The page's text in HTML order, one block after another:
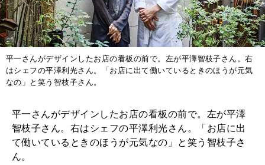
平一さんがデザインしたお店の看板の前で。左が平澤智枝子さん。右
はシェフの平澤利光さん。「お店に出て働いているときのほうが元気
なの」と笑う智枝子さん。
平一さんがデザインしたお店の看板の前で。左が平澤
智枝子さん。右はシェフの平澤利光さん。「お店に出
て働いているときのほうが元気なの」と笑う智枝子さ
ん。